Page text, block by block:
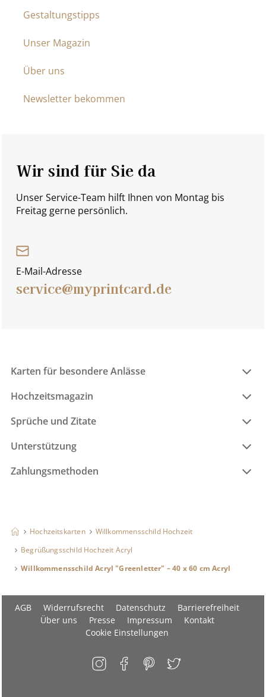
Gestaltungstipps
Unser Magazin
Über uns
Newsletter bekommen
Wir sind für Sie da
Unser Service-Team hilft Ihnen von Montag bis
Freitag gerne persönlich.
E-Mail-Adresse
service@myprintcard.de
Karten für besondere Anlässe
Hochzeitsmagazin
Sprüche und Zitate
Unterstützung
Zahlungsmethoden
Hochzeitskarten
Willkommensschild Hochzeit
Begrüßungsschild Hochzeit Acryl
Willkommensschild Acryl "Greenletter" – 40 x 60 cm Acryl
AGB Widerrufsrecht Datenschutz
Barrierefreiheit
Über uns
Presse Impressum
Kontakt
Cookie Einstellungen